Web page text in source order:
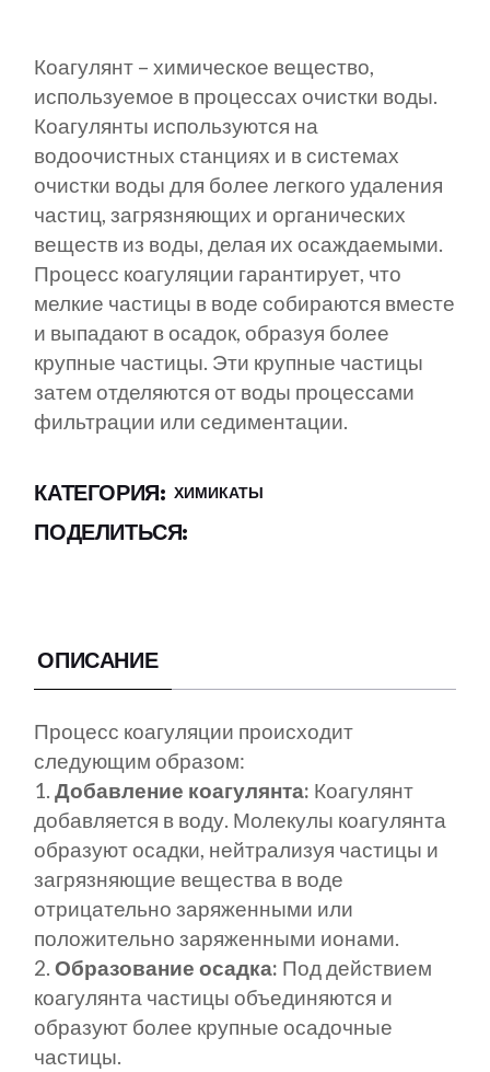
Коагулянт – химическое вещество,
используемое в процессах очистки воды.
Коагулянты используются на
водоочистных станциях и в системах
очистки воды для более легкого удаления
частиц, загрязняющих и органических
веществ из воды, делая их осаждаемыми.
Процесс коагуляции гарантирует, что
мелкие частицы в воде собираются вместе
и выпадают в осадок, образуя более
крупные частицы. Эти крупные частицы
затем отделяются от воды процессами
фильтрации или седиментации.
КАТЕГОРИЯ: ХИМИКАТЫ
ПОДЕЛИТЬСЯ:
ОПИСАНИЕ
Процесс коагуляции происходит
следующим образом:
Добавление коагулянта: Коагулянт
добавляется в воду. Молекулы коагулянта
образуют осадки, нейтрализуя частицы и
загрязняющие вещества в воде
отрицательно заряженными или
положительно заряженными ионами.
Образование осадка: Под действием
коагулянта частицы объединяются и
образуют более крупные осадочные
частицы.